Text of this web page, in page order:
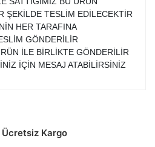
ŞEKİLDE TESLİM EDİLECEKTİR
HER TARAFINA
GÖNDERİLİR
İLE BİRLİKTE GÖNDERİLİR
İÇİN MESAJ ATABİLİRSİNİZ
Ücretsiz Kargo